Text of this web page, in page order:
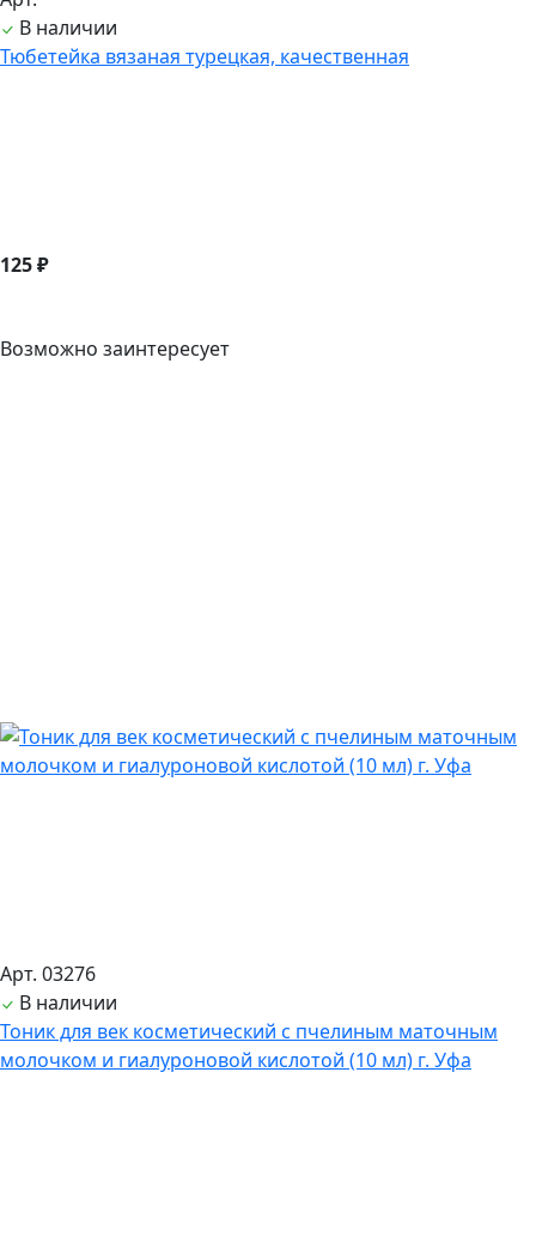
В наличии
Тюбетейка вязаная турецкая, качественная
125 ₽
Возможно заинтересует
Арт. 03276
В наличии
Тоник для век косметический с пчелиным маточным
молочком и гиалуроновой кислотой (10 мл) г. Уфа